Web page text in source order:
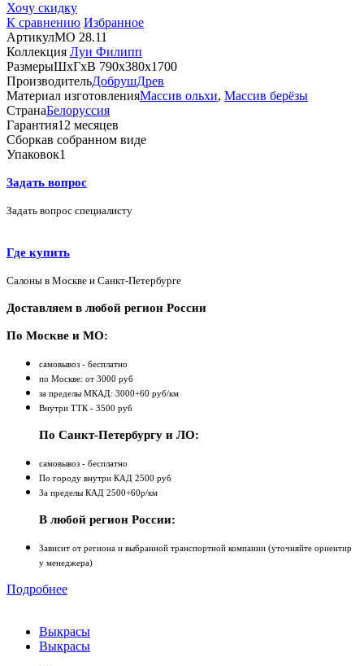
Хочу скидку
К сравнению Избранное
АртикулМО 28.11
Коллекция Луи Филипп
РазмерыШхГхВ 790х380х1700
ПроизводительДобрушДрев
Материал изготовленияМассив ольхи, Массив берёзы
СтранаБелоруссия
Гарантия12 месяцев
Сборкав собранном виде
Упаковок1
Задать вопрос
Задать вопрос специалисту
Где купить
Салоны в Москве и Санкт-Петербурге
Доставляем в любой регион России
По Москве и МО:
самовывоз - бесплатно
по Москве: от 3000 руб
за пределы МКАД: 3000+60 руб/км
Внутри ТТК - 3500 руб
По Санкт-Петербургу и ЛО:
самовывоз - бесплатно
По городу внутри КАД 2500 руб
За пределы КАД 2500+60р/км
В любой регион России:
Зависит от региона и выбранной транспортной компании (уточняйте ориентир
у менеджера)
Подробнее
Выкрасы
Выкрасы